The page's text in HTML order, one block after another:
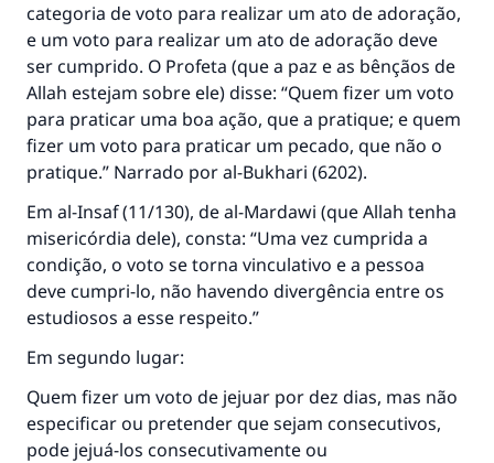
categoria de voto para realizar um ato de adoração,
e um voto para realizar um ato de adoração deve
ser cumprido. O Profeta (que a paz e as bênçãos de
Allah estejam sobre ele) disse: “Quem fizer um voto
para praticar uma boa ação, que a pratique; e quem
fizer um voto para praticar um pecado, que não o
pratique.” Narrado por al-Bukhari (6202).
Em al-Insaf(11/130), de al-Mardawi (que Allah tenha
misericórdia dele), consta: “Uma vez cumprida a
condição, o voto se torna vinculativo e a pessoa
deve cumpri-lo, não havendo divergência entre os
estudiosos a esse respeito.”
Em segundo lugar:
Quem fizer um voto de jejuar por dez dias, mas não
especificar ou pretender que sejam consecutivos,
pode jejuá-los consecutivamente ou